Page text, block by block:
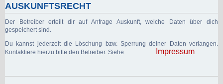
AUSKUNFTSRECHT
Der Betreiber erteilt dir auf Anfrage Auskunft, welche Daten über dich
gespeichert sind.
Du kannst jederzeit die Löschung bzw. Sperrung deiner Daten verlangen.
Kontaktiere hierzu bitte den Betreiber. Siehe
Impressum